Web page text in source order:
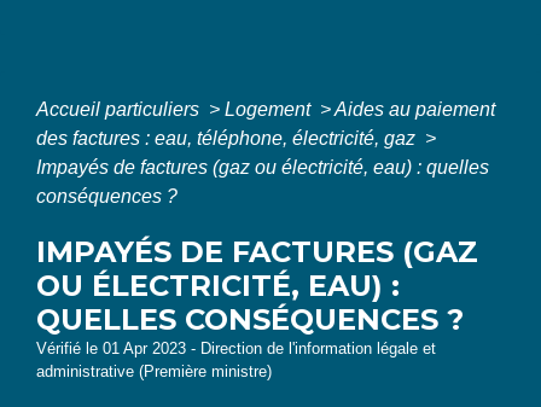
Accueil particuliers > Logement >Aides au paiement
des factures : eau, téléphone, électricité, gaz >
Impayés de factures (gaz ou électricité, eau) : quelles
conséquences ?
IMPAYÉS DE FACTURES (GAZ
OU ÉLECTRICITÉ, EAU) :
QUELLES CONSÉQUENCES ?
Vérifié le 01 Apr 2023 - Direction de l'information légale et
administrative (Première ministre)